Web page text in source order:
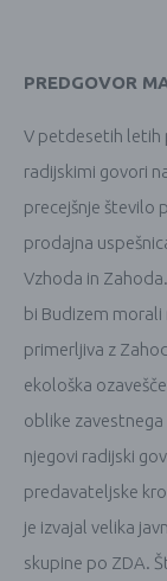
PREDGOVOR
V petdesetih letih
radijskimi govori
precejšnje število
prodajna
Vzhoda in
bi Budizem
primerljiva z
ekološka
oblike
njegovi radijski
predavateljske
je izvajal velika
skupine po ZDA.